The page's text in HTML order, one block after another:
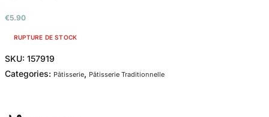
€5.90
RUPTURE DE STOCK
SKU: 157919
Categories: Pâtisserie, Pâtisserie Traditionnelle